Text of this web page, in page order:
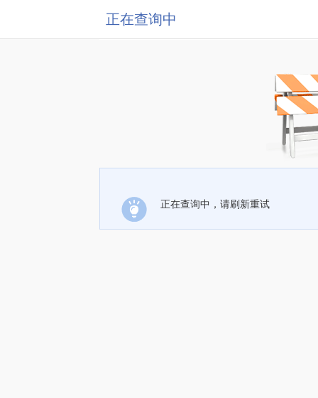
正在查询中
正在查询中，请刷新重试